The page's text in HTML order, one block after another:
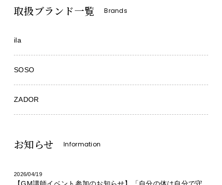
取扱ブランド一覧 Brands
ila
SOSO
ZADOR
お知らせ Information
2026/04/19